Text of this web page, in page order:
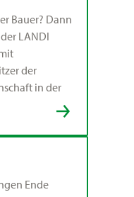
Bauer? Dann
LANDI
der
in der
Ende